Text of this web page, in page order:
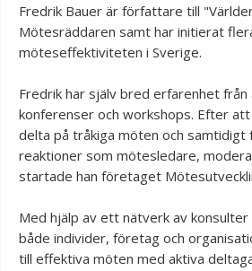
Fredrik Bauer är författare till
Mötesräddaren samt har initierat
möteseffektiviteten i Sverige.
Fredrik har själv bred erfarenhet
konferenser och workshops. Efter
delta på tråkiga möten och
reaktioner som mötesledare,
startade han företaget
Med hjälp av ett nätverk av
både individer, företag och
till effektiva möten med aktiva